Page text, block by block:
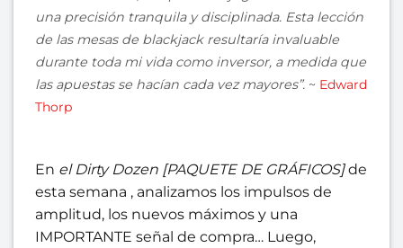
una precisión tranquila y disciplinada. Esta lección
de las mesas de blackjack resultaría invaluable
durante toda mi vida como inversor, a medida que
las apuestas se hacían cada vez mayores”. ~ Edward
Thorp
En el Dirty Dozen [PAQUETE DE GRÁFICOS]de
esta semana , analizamos los impulsos de
amplitud, los nuevos máximos y una
IMPORTANTE señal de compra… Luego,